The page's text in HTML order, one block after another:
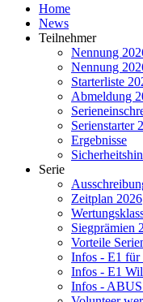
Home
News
Teilnehmer
Nennung
Nennung
Starterliste
Abmeldung
Serienstarter
Ergebnisse
Serie
Zeitplan 2026
Siegprämien
Vorteile
Infos - E1 für
Infos - E1
Infos - ABUS